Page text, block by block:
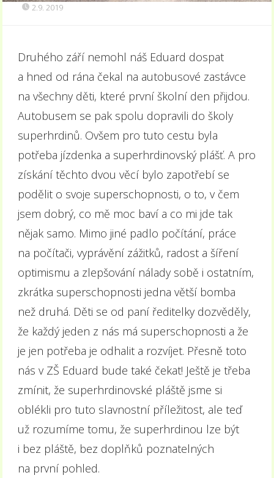
2.9. 2019
Druhého září nemohl náš Eduard dospat
a hned od rána čekal na autobusové zastávce
na všechny děti, které první školní den přijdou.
Autobusem se pak spolu dopravili do školy
superhrdinů. Ovšem pro tuto cestu byla
potřeba jízdenka a superhrdinovský plášť. A pro
získání těchto dvou věcí bylo zapotřebí se
podělit o svoje superschopnosti, o to, v čem
jsem dobrý, co mě moc baví a co mi jde tak
nějak samo. Mimo jiné padlo počítání, práce
na počítači, vyprávění zážitků, radost a šíření
optimismu a zlepšování nálady sobě i ostatním,
zkrátka superschopnosti jedna větší bomba
než druhá. Děti se od paní ředitelky dozvěděly,
že každý jeden z nás má superschopnosti a že
je jen potřeba je odhalit a rozvíjet. Přesně toto
nás v ZŠ Eduard bude také čekat! Ještě je třeba
zmínit, že superhrdinovské pláště jsme si
oblékli pro tuto slavnostní příležitost, ale teď
už rozumíme tomu, že superhrdinou lze být
i bez pláště, bez doplňků poznatelných
na první pohled.